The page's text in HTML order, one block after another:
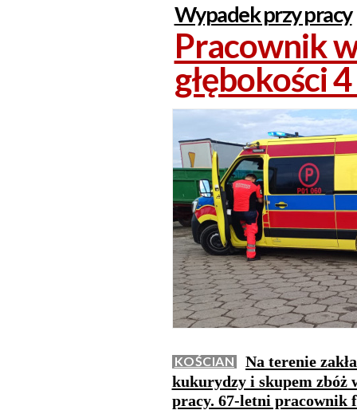
Wypadek przy pracy
Pracownik
głębokości
KOŚCIAN
Na terenie
kukurydzy i skupem zbóż
pracy. 67-letni pracownik